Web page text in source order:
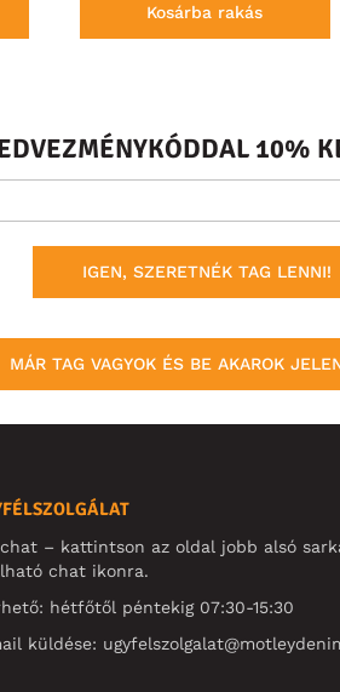
Kosárba rakás
10%
IGEN, SZERETNÉK TAG LENNI!
MÁR TAG VAGYOK ÉS BE AKAROK
– kattintson az oldal jobb alsó
chat ikonra.
hétfőtől péntekig 07:30-15:30
küldése: